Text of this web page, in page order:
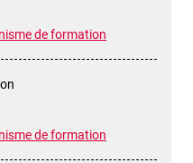
de formation
de formation